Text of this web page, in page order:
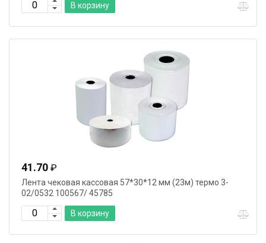
В корзину
41.70 ₽
Лента чековая кассовая 57*30*12 мм (23м) термо 3-
02/0532 100567/ 45785
В корзину